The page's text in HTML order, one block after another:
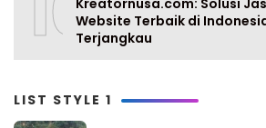
Website Terbaik di
Terjangkau
LIST STYLE 1